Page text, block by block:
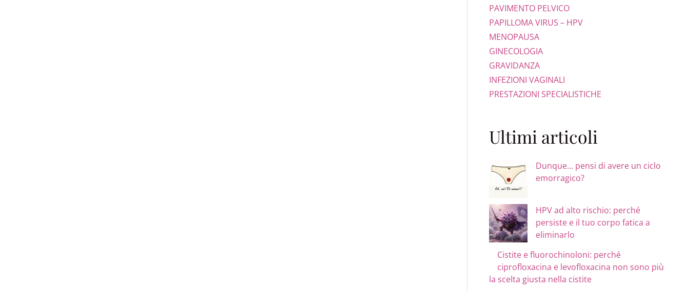
PAVIMENTO PELVICO
PAPILLOMA VIRUS – HPV
MENOPAUSA
GINECOLOGIA
GRAVIDANZA
INFEZIONI VAGINALI
PRESTAZIONI SPECIALISTICHE
Ultimi articoli
Dunque… pensi di avere un ciclo
emorragico?
HPV ad alto rischio: perché
persiste e il tuo corpo fatica a
eliminarlo
Cistite e fluorochinoloni: perché
ciprofloxacina e levofloxacina non sono più
la scelta giusta nella cistite